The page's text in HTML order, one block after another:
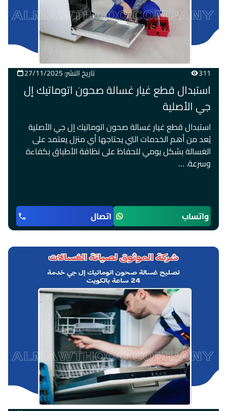
311 تاريخ النشر: 27/11/2025
استبدال قطع غيار غسالة صحون اتوماتيك إل
جي الأصلية
استبدال قطع غيار غسالة صحون اتوماتيك إل جي الأصلية
يُعد من أهم الخدمات التي يحتاجها أي منزل يعتمد على
الغسالة بشكل يومي للحفاظ على نظافة الأطباق بكفاءة
وسرعة. …
واتساب اتصال